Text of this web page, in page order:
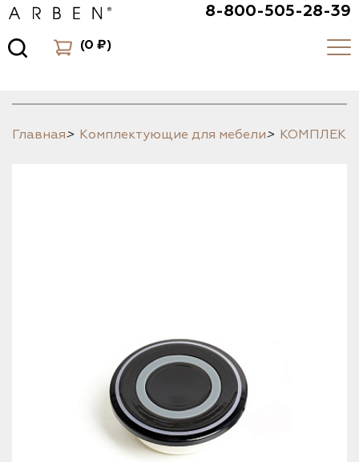
8-800-505-28-39
(0 ₽)
Главная> Комплектующие для мебели>